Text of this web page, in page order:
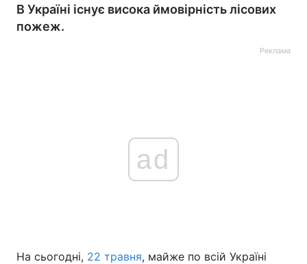
В Україні існує висока ймовірність лісових
пожеж.
Реклама
ad
На сьогодні, 22 травня, майже по всій Україні